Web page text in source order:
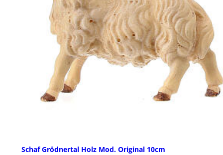
Schaf Grödnertal Holz Mod. Original 10cm